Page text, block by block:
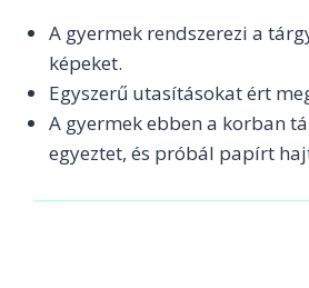
A gyermek rendszerezi a
képeket.
Egyszerű utasításokat ért
A gyermek ebben a korban
egyeztet, és próbál papírt